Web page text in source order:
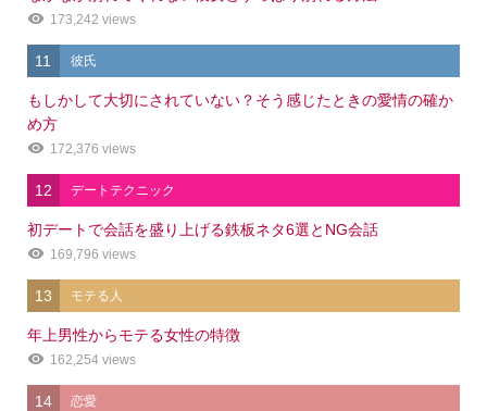
173,242 views
11 彼氏
もしかして大切にされていない？そう感じたときの愛情の確か
め方
172,376 views
12 デートテクニック
初デートで会話を盛り上げる鉄板ネタ6選とNG会話
169,796 views
13 モテる人
年上男性からモテる女性の特徴
162,254 views
14 恋愛